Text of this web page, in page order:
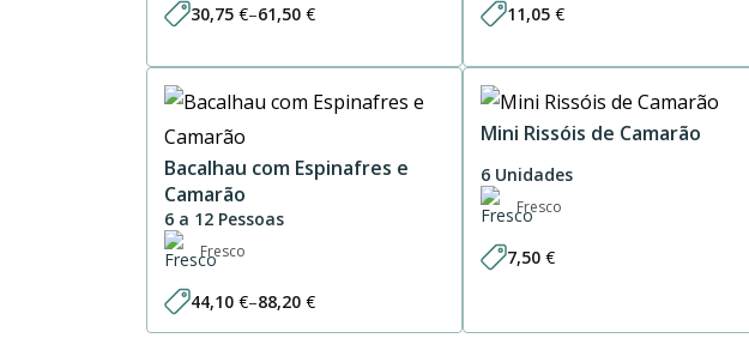
30,75 €–61,50 €
Price
30,75 €
61,50 €
11,05 €
Bacalhau com Espinafres e
Camarão
6 a 12 Pessoas
Fresco
44,10 €–88,20 €
Price
range:
Mini Rissóis de Camarão
6 Unidades
Fresco
7,50 €